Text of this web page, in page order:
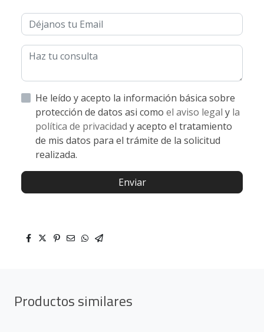
He leído y acepto la información básica sobre
protección de datos asi como el aviso legal y la
política de privacidad y acepto el tratamiento
de mis datos para el trámite de la solicitud
realizada.
Enviar
Productos similares